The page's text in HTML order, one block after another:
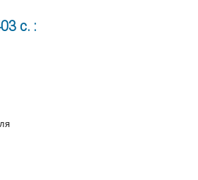
с. :